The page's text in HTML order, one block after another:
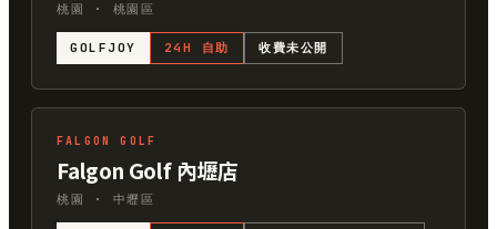
桃園 · 桃園區
GOLFJOY 24H 自助 收費未公開
FALGON GOLF
Falgon Golf 內壢店
桃園 · 中壢區